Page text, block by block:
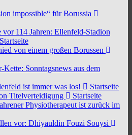
impossible“ für Borussia
vor 114 Jahren: Ellenfeld-Stadion
Startseite
von einem großen Borussen
Kette: Sonntagsnews aus dem
ist immer was los!
Startseite
Titelverteidigung
Startseite
Physiotherapeut ist zurück im
vor: Dhiyauldin Fouzi Souysi